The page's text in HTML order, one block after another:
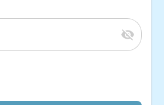
visibility_off